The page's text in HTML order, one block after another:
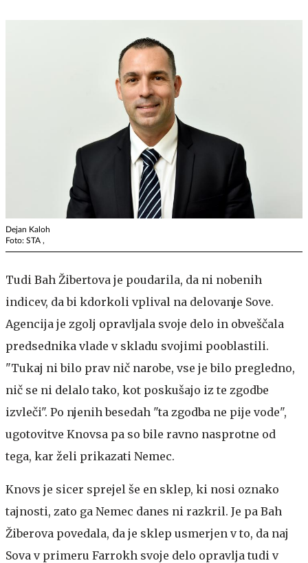
Dejan Kaloh
Foto: STA ,
Tudi Bah Žibertova je poudarila, da ni nobenih
indicev, da bi kdorkoli vplival na delovanje Sove.
Agencija je zgolj opravljala svoje delo in obveščala
predsednika vlade v skladu svojimi pooblastili.
"Tukaj ni bilo prav nič narobe, vse je bilo pregledno,
nič se ni delalo tako, kot poskušajo iz te zgodbe
izvleči". Po njenih besedah "ta zgodba ne pije vode",
ugotovitve Knovsa pa so bile ravno nasprotne od
tega, kar želi prikazati Nemec.
Knovs je sicer sprejel še en sklep, ki nosi oznako
tajnosti, zato ga Nemec danes ni razkril. Je pa Bah
Žiberova povedala, da je sklep usmerjen v to, da naj
Sova v primeru Farrokh svoje delo opravlja tudi v